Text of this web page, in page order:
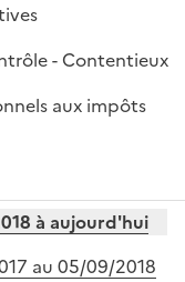
- Contentieux
aux impôts
à aujourd'hui
au 05/09/2018